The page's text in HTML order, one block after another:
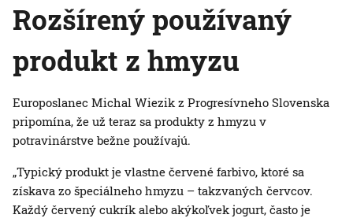
Rozšírený používaný
produkt z hmyzu
Europoslanec Michal Wiezik z Progresívneho Slovenska
pripomína, že už teraz sa produkty z hmyzu v
potravinárstve bežne používajú.
„Typický produkt je vlastne červené farbivo, ktoré sa
získava zo špeciálneho hmyzu – takzvaných červcov.
Každý červený cukrík alebo akýkoľvek jogurt, často je